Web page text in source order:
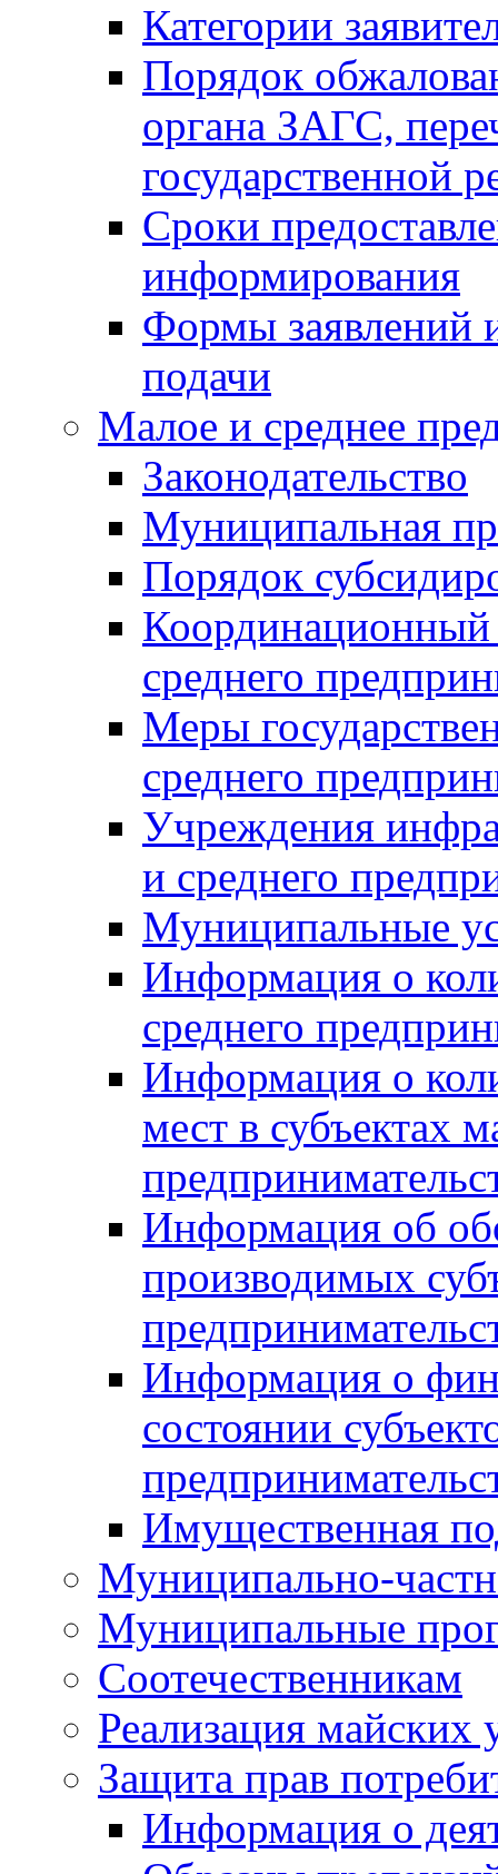
Категории
Порядок
органа ЗАГС,
государственной
Сроки
информирования
Формы заявлений
подачи
Малое и среднее
Законодательство
Муниципальная
Порядок
Координационный
среднего
Меры
среднего
Учреждения
и среднего
Муниципальные
Информация о
среднего
Информация о
мест в субъектах
Информация об
производимых
Информация о
состоянии
Имущественная
Муниципально-
Муниципальные
Соотечественникам
Реализация майских
Защита прав
Информация о